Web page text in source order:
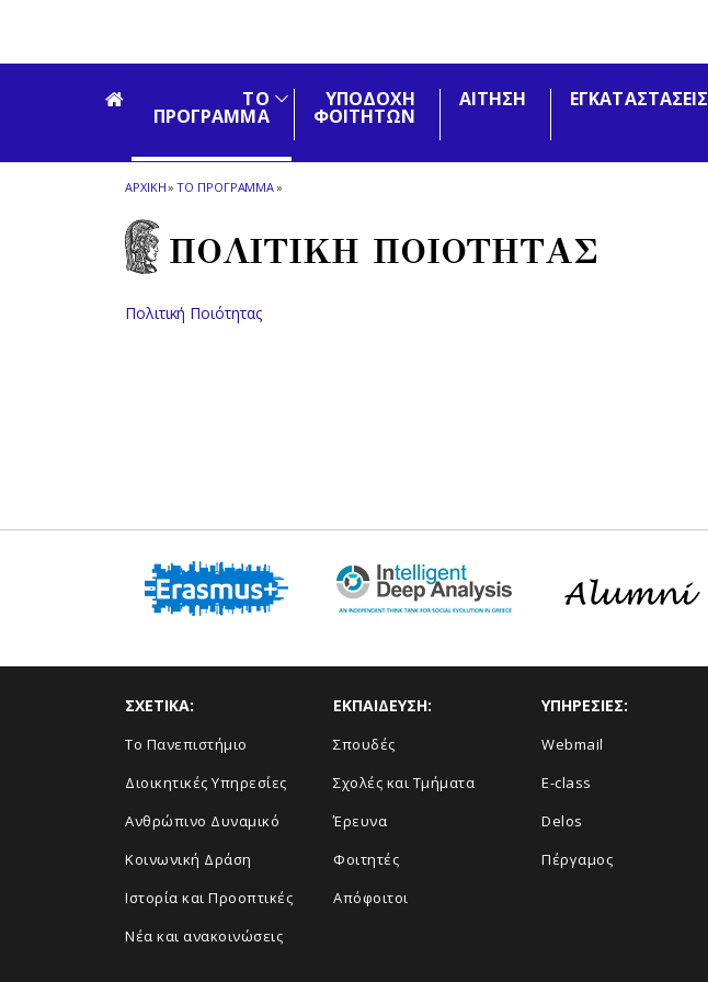
ΤΟ
ΠΡΟΓΡΑΜΜΑ
ΥΠΟΔΟΧΗ
ΦΟΙΤΗΤΩΝ
ΑΙΤΗΣΗ ΕΓΚΑΤΑΣΤΑΣΕΙΣ
ΑΡΧΙΚΗ» ΤΟ ΠΡΟΓΡΑΜΜΑ»
ΠΟΛΙΤΙΚΗ ΠΟΙΟΤΗΤΑΣ
Πολιτική Ποιότητας
ΣΧΕΤΙΚΑ:
Το Πανεπιστήμιο
Διοικητικές Υπηρεσίες
Ανθρώπινο Δυναμικό
Κοινωνική Δράση
Ιστορία και Προοπτικές
Νέα και ανακοινώσεις
ΕΚΠΑΙΔΕΥΣΗ:
Σπουδές
Σχολές και Τμήματα
Έρευνα
Φοιτητές
Απόφοιτοι
ΥΠΗΡΕΣΙΕΣ:
Webmail
E-class
Delos
Πέργαμος